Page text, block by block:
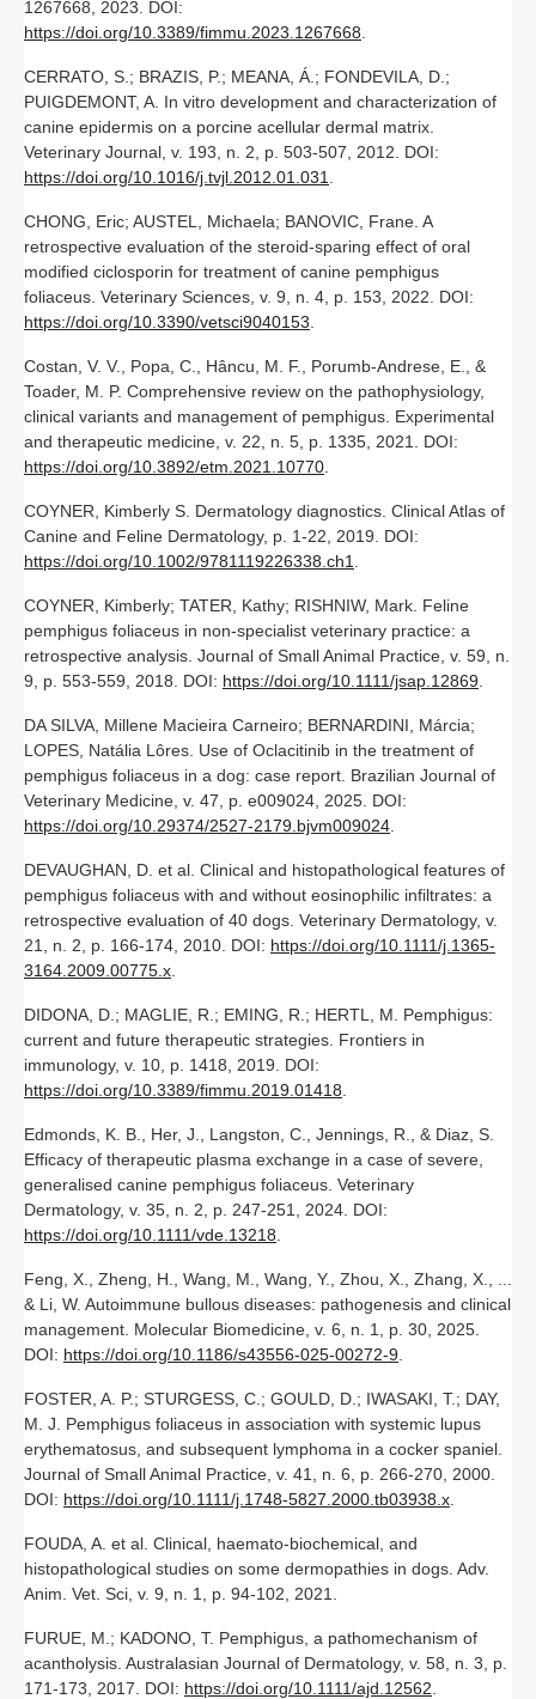
1267668, 2023. DOI:
https://doi.org/10.3389/fimmu.2023.1267668
CERRATO, S.; BRAZIS, P.; MEANA, Á.; FONDEVILA, D.;
PUIGDEMONT, A. In vitro development and characterization of
canine epidermis on a porcine acellular dermal matrix.
Veterinary Journal, v. 193, n. 2, p. 503-507, 2012. DOI:
https://doi.org/10.1016/j.tvjl.2012.01.031
CHONG, Eric; AUSTEL, Michaela; BANOVIC, Frane. A
retrospective evaluation of the steroid-sparing effect of oral
modified ciclosporin for treatment of canine pemphigus
foliaceus. Veterinary Sciences, v. 9, n. 4, p. 153, 2022. DOI:
https://doi.org/10.3390/vetsci9040153
Costan, V. V., Popa, C., Hâncu, M. F., Porumb-Andrese, E., &
Toader, M. P. Comprehensive review on the pathophysiology,
clinical variants and management of pemphigus. Experimental
and therapeutic medicine, v. 22, n. 5, p. 1335, 2021. DOI:
https://doi.org/10.3892/etm.2021.10770
COYNER, Kimberly S. Dermatology diagnostics. Clinical Atlas of
Canine and Feline Dermatology, p. 1-22, 2019. DOI:
https://doi.org/10.1002/9781119226338.ch1
COYNER, Kimberly; TATER, Kathy; RISHNIW, Mark. Feline
pemphigus foliaceus in non‐specialist veterinary practice: a
retrospective analysis. Journal of Small Animal Practice, v. 59, n.
9, p. 553-559, 2018. DOI: https://doi.org/10.1111/jsap.12869
DA SILVA, Millene Macieira Carneiro; BERNARDINI, Márcia;
LOPES, Natália Lôres. Use of Oclacitinib in the treatment of
pemphigus foliaceus in a dog: case report. Brazilian Journal of
Veterinary Medicine, v. 47, p. e009024, 2025. DOI:
https://doi.org/10.29374/2527-2179.bjvm009024
DEVAUGHAN, D. et al. Clinical and histopathological features of
pemphigus foliaceus with and without eosinophilic infiltrates: a
retrospective evaluation of 40 dogs. Veterinary Dermatology, v.
21, n. 2, p. 166-174, 2010. DOI: https://doi.org/10.1111/j.1365-
3164.2009.00775.x
DIDONA, D.; MAGLIE, R.; EMING, R.; HERTL, M. Pemphigus:
current and future therapeutic strategies. Frontiers in
immunology, v. 10, p. 1418, 2019. DOI:
https://doi.org/10.3389/fimmu.2019.01418
Edmonds, K. B., Her, J., Langston, C., Jennings, R., & Diaz, S.
Efficacy of therapeutic plasma exchange in a case of severe,
generalised canine pemphigus foliaceus. Veterinary
Dermatology, v. 35, n. 2, p. 247-251, 2024. DOI:
https://doi.org/10.1111/vde.13218
Feng, X., Zheng, H., Wang, M., Wang, Y., Zhou, X., Zhang, X., ...
& Li, W. Autoimmune bullous diseases: pathogenesis and clinical
management. Molecular Biomedicine, v. 6, n. 1, p. 30, 2025.
DOI: https://doi.org/10.1186/s43556-025-00272-9
FOSTER, A. P.; STURGESS, C.; GOULD, D.; IWASAKI, T.; DAY,
M. J. Pemphigus foliaceus in association with systemic lupus
erythematosus, and subsequent lymphoma in a cocker spaniel.
Journal of Small Animal Practice, v. 41, n. 6, p. 266-270, 2000.
DOI: https://doi.org/10.1111/j.1748-5827.2000.tb03938.x
FOUDA, A. et al. Clinical, haemato-biochemical, and
histopathological studies on some dermopathies in dogs. Adv.
Anim. Vet. Sci, v. 9, n. 1, p. 94-102, 2021.
FURUE, M.; KADONO, T. Pemphigus, a pathomechanism of
acantholysis. Australasian Journal of Dermatology, v. 58, n. 3, p.
171-173, 2017. DOI: https://doi.org/10.1111/ajd.12562